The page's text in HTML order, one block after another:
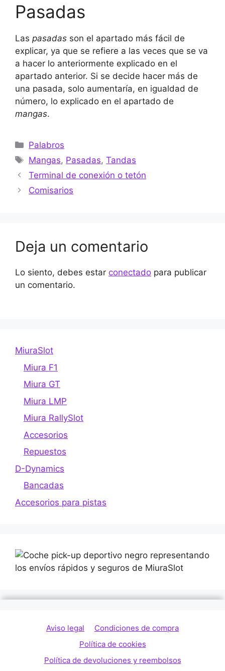
Pasadas
Las pasadas son el apartado más fácil de
explicar, ya que se refiere a las veces que se va
a hacer lo anteriormente explicado en el
apartado anterior. Si se decide hacer más de
una pasada, solo aumentaría, en igualdad de
número, lo explicado en el apartado de
mangas.
Categorías
Palabros
Etiquetas
Mangas, Pasadas,Tandas
Terminal de conexión o tetón
Comisarios
Deja un comentario
Lo siento, debes estar conectado para publicar
un comentario.
MiuraSlot
Miura F1
Miura GT
Miura LMP
Miura RallySlot
Accesorios
Repuestos
D-Dynamics
Bancadas
Accesorios para pistas
Aviso legal
Condiciones de compra
Política de cookies
Política de devoluciones y reembolsos